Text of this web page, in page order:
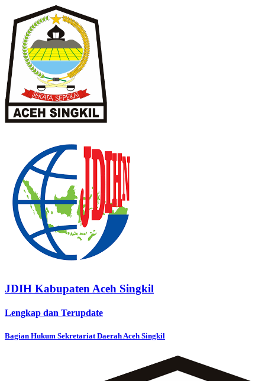
JDIH Kabupaten Aceh Singkil
Lengkap dan Terupdate
Bagian Hukum Sekretariat Daerah Aceh Singkil